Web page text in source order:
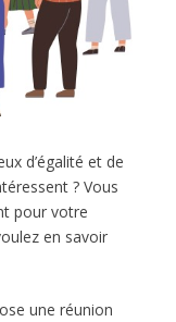
d’égalité et de
? Vous
pour votre
en savoir
une réunion